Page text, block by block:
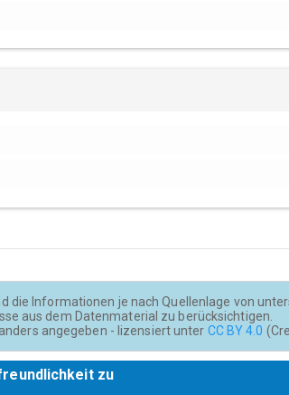
Informationen je nach Quellenlage von
aus dem Datenmaterial zu berücksichtigen.
angegeben - lizensiert unter CC BY 4.0
zu